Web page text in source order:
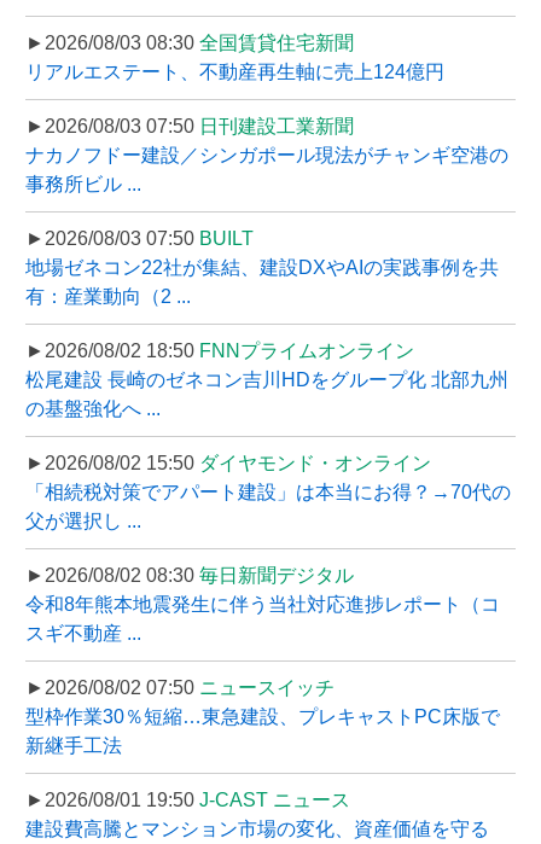
►2026/08/03 08:30 全国賃貸住宅新聞
リアルエステート、不動産再生軸に売上124億円
►2026/08/03 07:50 日刊建設工業新聞
ナカノフドー建設／シンガポール現法がチャンギ空港の
事務所ビル ...
►2026/08/03 07:50 BUILT
地場ゼネコン22社が集結、建設DXやAIの実践事例を共
有：産業動向（2 ...
►2026/08/02 18:50 FNNプライムオンライン
松尾建設 長崎のゼネコン吉川HDをグループ化 北部九州
の基盤強化へ ...
►2026/08/02 15:50 ダイヤモンド・オンライン
「相続税対策でアパート建設」は本当にお得？→70代の
父が選択し ...
►2026/08/02 08:30 毎日新聞デジタル
令和8年熊本地震発生に伴う当社対応進捗レポート（コ
スギ不動産 ...
►2026/08/02 07:50 ニュースイッチ
型枠作業30％短縮…東急建設、プレキャストPC床版で
新継手工法
►2026/08/01 19:50 J-CAST ニュース
建設費高騰とマンション市場の変化、資産価値を守る